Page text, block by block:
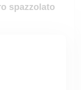
spazzolato